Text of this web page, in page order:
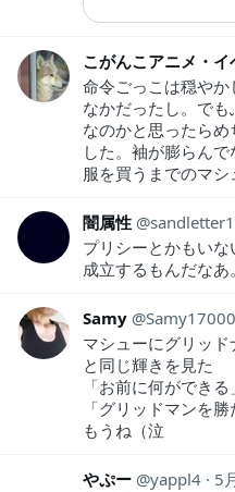
こがんこアニメ・
命令ごっこは穏や
なかだったし。で
なのかと思ったら
した。袖が膨らん
服を買うまでのマシ
闇属性 sandletter1
プリシーとかもい
成立するもんだなあ。
Samy
マシューにグリッド
と同じ輝きを見た
「お前に何ができる」
「グリッドマンを
もうね（泣
やぷー yappl4
5